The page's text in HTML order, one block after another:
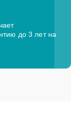
до 3 лет на